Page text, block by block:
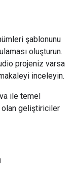
şablonunu
oluşturun.
projeniz varsa
inceleyin.
ile temel
geliştiriciler